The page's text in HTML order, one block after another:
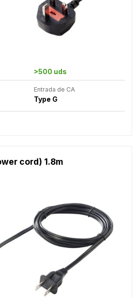
>500 uds
Entrada de CA
Type G
cord) 1.8m